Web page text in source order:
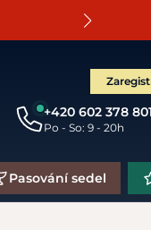
+420 602 378 801
Po - So: 9 - 20h
Pasování sedel